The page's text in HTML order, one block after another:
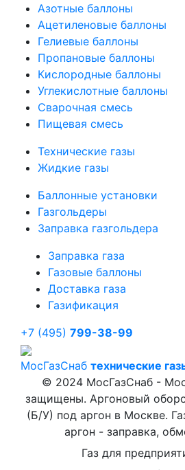
Азотные баллоны
Ацетиленовые баллоны
Гелиевые баллоны
Пропановые баллоны
Кислородные баллоны
Углекислотные баллоны
Сварочная смесь
Пищевая смесь
Технические газы
Жидкие газы
Баллонные установки
Газгольдеры
Заправка газгольдера
Заправка газа
Газовые баллоны
Доставка газа
Газификация
+7 (495) 799-38-99
МосГазСнаб технические
© 2024 МосГазСнаб -
защищены. Аргоновый
(Б/У) под аргон в Москве.
аргон - заправка,
Газ для